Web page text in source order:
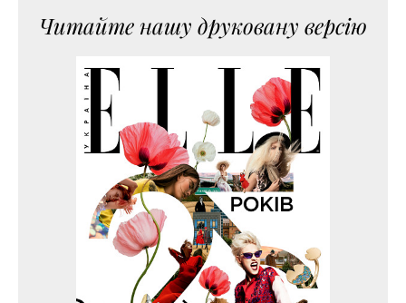
Читайте нашу друковану версію